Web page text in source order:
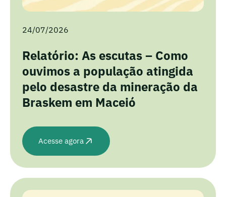
24/07/2026
Relatório: As escutas – Como
ouvimos a população atingida
pelo desastre da mineração da
Braskem em Maceió
Acesse agora